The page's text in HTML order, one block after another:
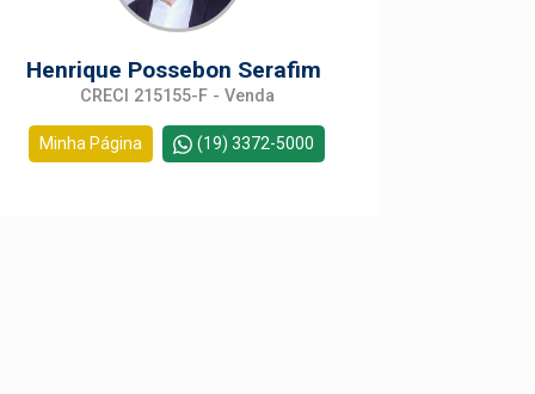
Henrique Possebon Serafim
CRECI 215155-F - Venda
Minha Página (19) 3372-5000